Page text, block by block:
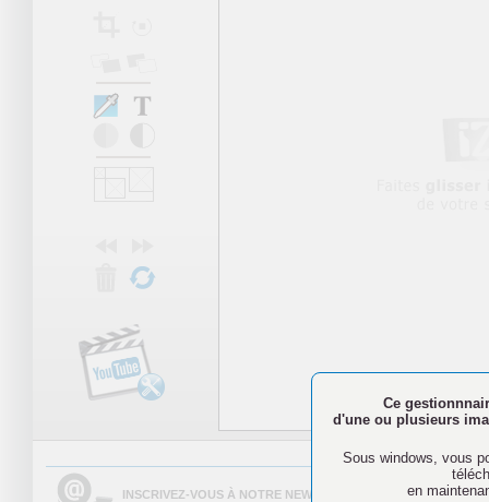
N'oubliez
INSCRIVEZ-VOUS À NOTRE NEWSLETTER AFIN DE
Ce
d'une ou plusieurs
Sous windows, vous
en